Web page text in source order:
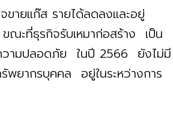
ขายแก๊ส รายได้ลดลงและอยู่
ณะที่ธุรกิจรับเหมาก่อสร้าง เป็น
วามปลอดภัย ในปี 2566 ยังไม่มี
พยากรบุคคล อยู่ในระหว่างการ